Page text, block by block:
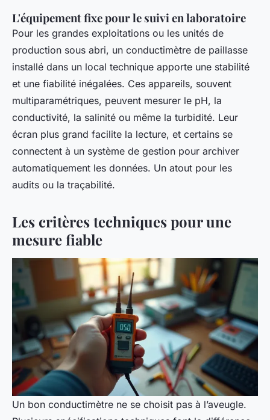
L'équipement fixe pour le suivi en laboratoire
Pour les grandes exploitations ou les unités de
production sous abri, un conductimètre de paillasse
installé dans un local technique apporte une stabilité
et une fiabilité inégalées. Ces appareils, souvent
multiparamétriques, peuvent mesurer le pH, la
conductivité, la salinité ou même la turbidité. Leur
écran plus grand facilite la lecture, et certains se
connectent à un système de gestion pour archiver
automatiquement les données. Un atout pour les
audits ou la traçabilité.
Les critères techniques pour une
mesure fiable
Un bon conductimètre ne se choisit pas à l’aveugle.